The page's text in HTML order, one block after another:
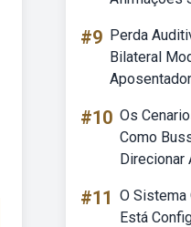
#9 Perda
Bilateral
#10 Os
Como
Direcionar
#11 O Sistema
Está